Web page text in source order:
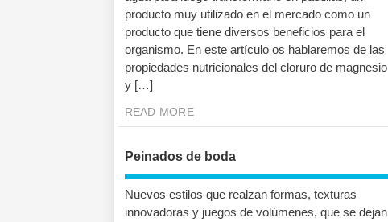
producto muy utilizado en el mercado como un
producto que tiene diversos beneficios para el
organismo. En este artículo os hablaremos de las
propiedades nutricionales del cloruro de magnesio
y […]
READ MORE
Peinados de boda
Nuevos estilos que realzan formas, texturas
innovadoras y juegos de volúmenes, que se dejan